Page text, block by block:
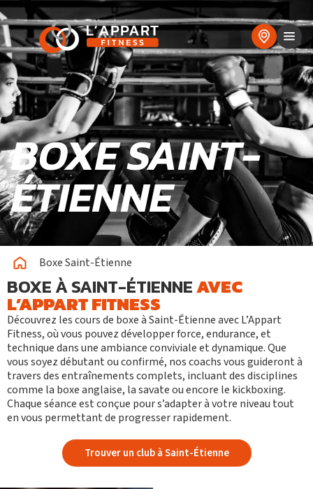
BOXE SAINT-
ÉTIENNE
Boxe Saint-Étienne
BOXE À SAINT-ÉTIENNEAVEC
L’APPART FITNESS
Découvrez les cours de boxeàSaint-Étienne avec L’Appart
Fitness, où vous pouvez développer force, endurance, et
technique dans une ambiance conviviale et dynamique. Que
vous soyez débutant ou confirmé, nos coachs vous guideront à
travers des entraînements complets, incluant des disciplines
comme la boxe anglaise, la savate ou encore le kickboxing.
Chaque séance est conçue pour s’adapter à votre niveau tout
en vous permettant de progresser rapidement.
Trouver un club à Saint-Étienne